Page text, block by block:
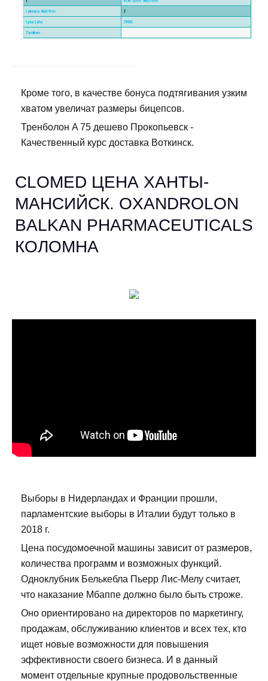
Кроме того, в качестве бонуса подтягивания узким
хватом увеличат размеры бицепсов.
Тренболон A 75 дешево Прокопьевск -
Качественный курс доставка Воткинск.
CLOMED ЦЕНА ХАНТЫ-
МАНСИЙСК. OXANDROLON
BALKAN PHARMACEUTICALS
КОЛОМНА
Выборы в Нидерландах и Франции прошли,
парламентские выборы в Италии будут только в
2018 г.
Цена посудомоечной машины зависит от размеров,
количества программ и возможных функций.
Одноклубник Белькебла Пьерр Лис-Мелу считает,
что наказание Мбаппе должно было быть строже.
Оно ориентировано на директоров по маркетингу,
продажам, обслуживанию клиентов и всех тех, кто
ищет новые возможности для повышения
эффективности своего бизнеса. И в данный
момент отдельные крупные продовольственные